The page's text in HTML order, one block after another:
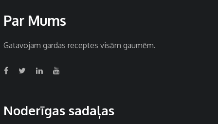
Par Mums
Gatavojam gardas receptes visām gaumēm.
Noderīgas sadaļas